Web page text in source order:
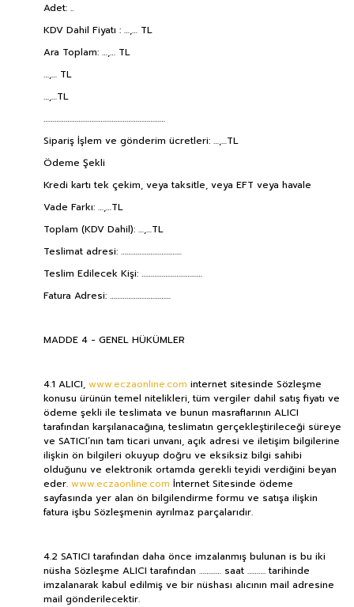
Adet: ..
KDV Dahil Fiyatı : …,… TL
Ara Toplam: …,… TL
…,… TL
…,…TL
…………………………………………………………
Sipariş İşlem ve gönderim ücretleri: …,…TL
Ödeme Şekli
Kredi kartı tek çekim, veya taksitle, veya EFT veya havale
Vade Farkı: …,…TL
Toplam (KDV Dahil): …,…TL
Teslimat adresi: ……………………………
Teslim Edilecek Kişi: ……………………………
Fatura Adresi: ……………………………
MADDE 4 - GENEL HÜKÜMLER
4.1 ALICI, www.eczaonline.com internet sitesinde Sözleşme
konusu ürünün temel nitelikleri, tüm vergiler dahil satış fiyatı ve
ödeme şekli ile teslimata ve bunun masraflarının ALICI
tarafından karşılanacağına, teslimatın gerçekleştirileceği süreye
ve SATICI’nın tam ticari unvanı, açık adresi ve iletişim bilgilerine
ilişkin ön bilgileri okuyup doğru ve eksiksiz bilgi sahibi
olduğunu ve elektronik ortamda gerekli teyidi verdiğini beyan
eder. www.eczaonline.com İnternet Sitesinde ödeme
sayfasında yer alan ön bilgilendirme formu ve satışa ilişkin
fatura işbu Sözleşmenin ayrılmaz parçalarıdır.
4.2 SATICI tarafından daha önce imzalanmış bulunan is bu iki
nüsha Sözleşme ALICI tarafından ………… saat ………. tarihinde
imzalanarak kabul edilmiş ve bir nüshası alıcının mail adresine
mail gönderilecektir.